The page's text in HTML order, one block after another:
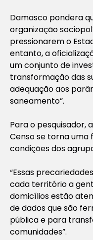
Damasco pondera
organização
pressionarem o
entanto, a
um conjunto de
transformação das
adequação aos
saneamento”.
Para o pesquisador,
Censo se torna
condições dos
“Essas
cada território a
domicílios estão
de dados que são
pública e para
comunidades”.